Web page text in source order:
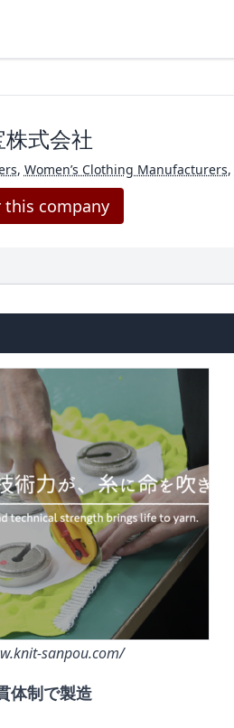
式会社
, Women’s Clothing Manufacturers,
this company
sanpou.com/
体制で製造